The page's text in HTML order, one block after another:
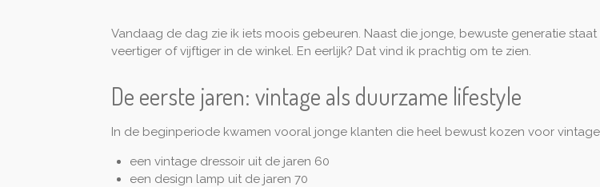
Vandaag de dag zie ik iets moois gebeuren. Naast die jonge, bewuste generatie staat
veertiger of vijftiger in de winkel. En eerlijk? Dat vind ik prachtig om te zien.
De eerste jaren: vintage als duurzame lifestyle
In de beginperiode kwamen vooral jonge klanten die heel bewust kozen voor
een vintage dressoir uit de jaren 60
een design lamp uit de jaren 70